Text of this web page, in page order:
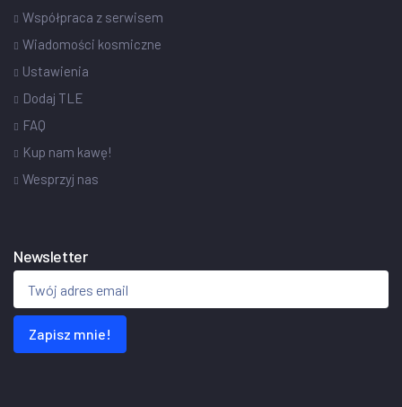
Współpraca z serwisem
Wiadomości kosmiczne
Ustawienia
Dodaj TLE
FAQ
Kup nam kawę!
Wesprzyj nas
Newsletter
Zapisz mnie!